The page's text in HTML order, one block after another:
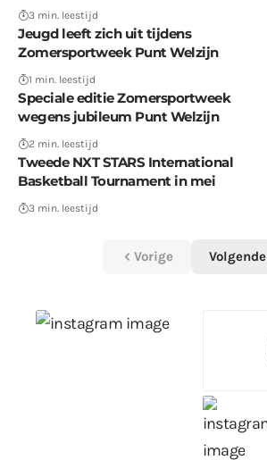
3 min. leestijd
Jeugd leeft zich uit tijdens
Zomersportweek Punt Welzijn
1 min. leestijd
Speciale editie Zomersportweek
wegens jubileum Punt Welzijn
2 min. leestijd
Tweede NXT STARS International
Basketball Tournament in mei
3 min. leestijd
Vorige Volgende